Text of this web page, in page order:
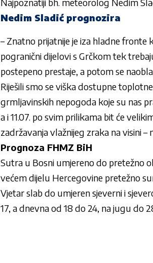
Nedim Sladić prognozira
– Znatno prijatnije je iza hladne fronte
pogranični dijelovi s Grčkom tek
postepeno prestaje, a potom se
Riješili smo se viška dostupne
grmljavinskih nepogoda koje su nas
a i 11.07. po svim prilikama bit će
zadržavanja vlažnijeg zraka na visini –
Prognoza FHMZ BiH
Sutra u Bosni umjereno do pretežno
većem dijelu Hercegovine pretežno
Vjetar slab do umjeren sjeverni i
17, a dnevna od 18 do 24, na jugu do